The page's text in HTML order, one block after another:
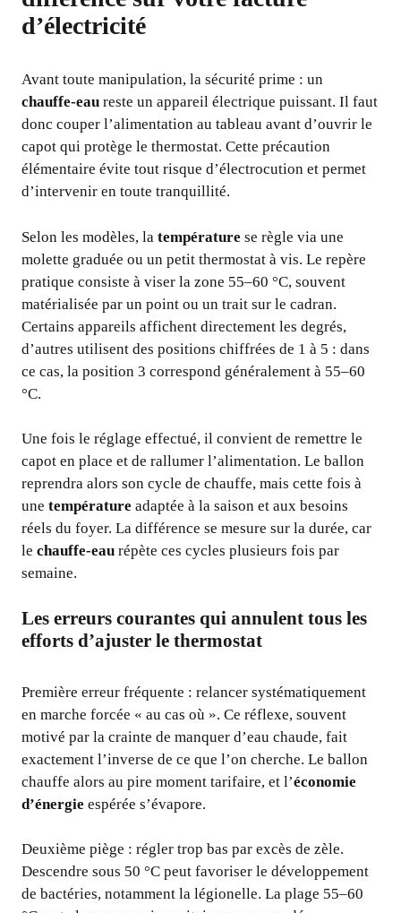
d’électricité
Avant toute manipulation, la sécurité prime : un
chauffe-eau reste un appareil électrique puissant. Il faut
donc couper l’alimentation au tableau avant d’ouvrir le
capot qui protège le thermostat. Cette précaution
élémentaire évite tout risque d’électrocution et permet
d’intervenir en toute tranquillité.
Selon les modèles, la température se règle via une
molette graduée ou un petit thermostat à vis. Le repère
pratique consiste à viser la zone 55–60 °C, souvent
matérialisée par un point ou un trait sur le cadran.
Certains appareils affichent directement les degrés,
d’autres utilisent des positions chiffrées de 1 à 5 : dans
ce cas, la position 3 correspond généralement à 55–60
°C.
Une fois le réglage effectué, il convient de remettre le
capot en place et de rallumer l’alimentation. Le ballon
reprendra alors son cycle de chauffe, mais cette fois à
une température adaptée à la saison et aux besoins
réels du foyer. La différence se mesure sur la durée, car
le chauffe-eau répète ces cycles plusieurs fois par
semaine.
Les erreurs courantes qui annulent tous les
efforts d’ajuster le thermostat
Première erreur fréquente : relancer systématiquement
en marche forcée « au cas où ». Ce réflexe, souvent
motivé par la crainte de manquer d’eau chaude, fait
exactement l’inverse de ce que l’on cherche. Le ballon
chauffe alors au pire moment tarifaire, et l’économie
d’énergie espérée s’évapore.
Deuxième piège : régler trop bas par excès de zèle.
Descendre sous 50 °C peut favoriser le développement
de bactéries, notamment la légionelle. La plage 55–60